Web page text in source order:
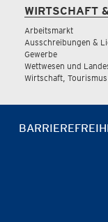
WIRTSCHAFT
Arbeitsmarkt
Ausschreibungen &
Gewerbe
Wettwesen und
Wirtschaft,